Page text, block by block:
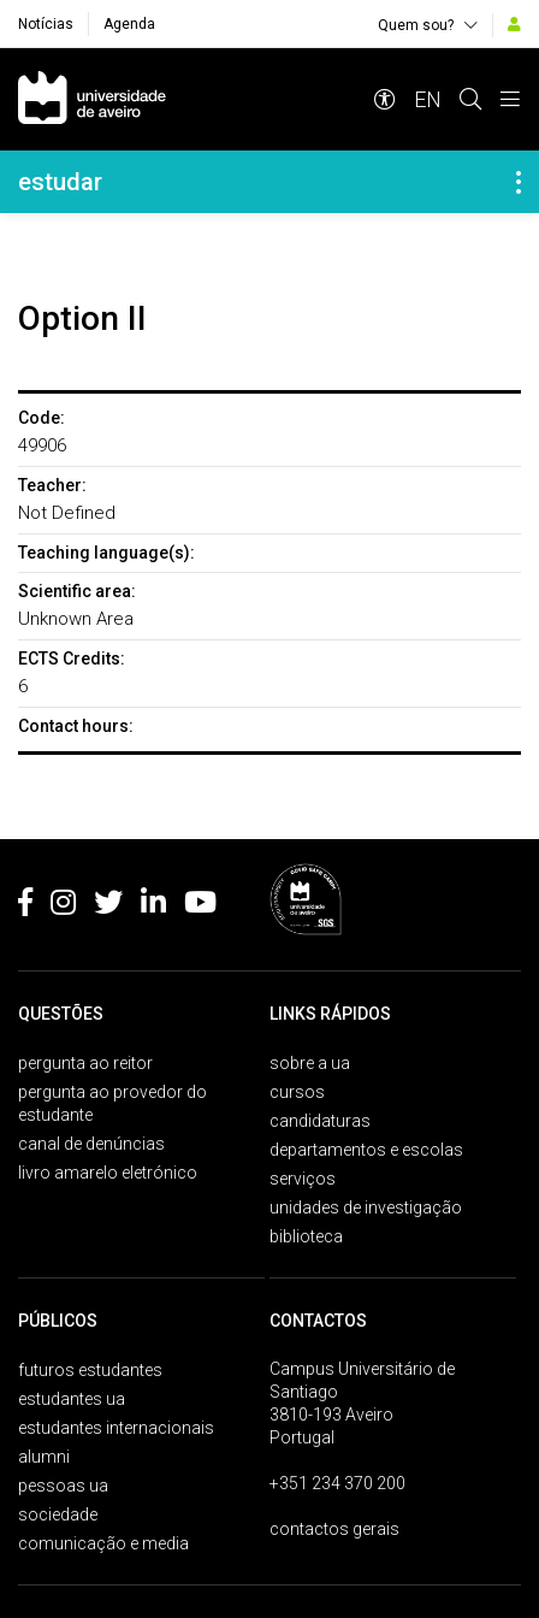
Notícias Agenda Quem sou?
Navegação Principal
EN
Navegação Lateral
estudar
Option II
Code:
49906
Teacher:
Not Defined
Teaching language(s):
Scientific area:
Unknown Area
ECTS Credits:
6
Contact hours:
QUESTÕES
pergunta ao reitor
pergunta ao provedor do
estudante
canal de denúncias
livro amarelo eletrónico
LINKS RÁPIDOS
sobre a ua
cursos
candidaturas
departamentos e escolas
serviços
unidades de investigação
biblioteca
PÚBLICOS
futuros estudantes
estudantes ua
estudantes internacionais
alumni
pessoas ua
sociedade
comunicação e media
CONTACTOS
Campus Universitário de
Santiago
3810-193 Aveiro
Portugal
+351 234 370 200
contactos gerais